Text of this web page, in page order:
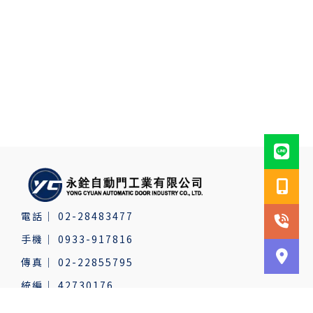
02-28483477
0933-917816
02-22855795
42730176